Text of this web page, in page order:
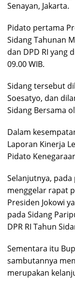
Senayan, Jakarta.
Pidato pertama
Sidang Tahunan
dan DPD RI yang
09.00 WIB.
Sidang tersebut
Soesatyo, dan
Sidang Bersama
Dalam
Laporan Kinerja
Pidato
Selanjutnya, pada
menggelar rapat
Presiden Jokowi
pada Sidang
DPR RI Tahun
Sementara itu
sambutannya
merupakan